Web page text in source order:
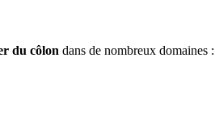
du côlon dans de nombreux domaines :